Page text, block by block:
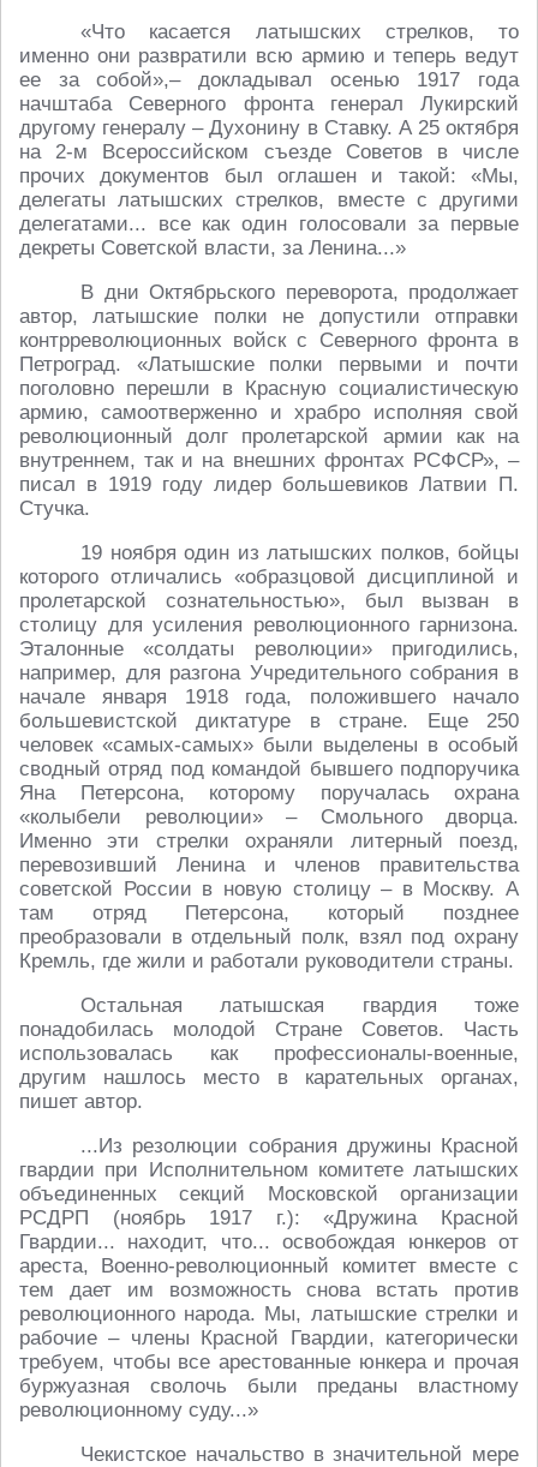
«Что касается латышских стрелков, то
именно они развратили всю армию и теперь ведут
ее за собой»,– докладывал осенью 1917 года
начштаба Северного фронта генерал Лукирский
другому генералу – Духонину в Ставку. А 25 октября
на 2-м Всероссийском съезде Советов в числе
прочих документов был оглашен и такой: «Мы,
делегаты латышских стрелков, вместе с другими
делегатами... все как один голосовали за первые
декреты Советской власти, за Ленина...»
В дни Октябрьского переворота, продолжает
автор, латышские полки не допустили отправки
контрреволюционных войск с Северного фронта в
Петроград. «Латышские полки первыми и почти
поголовно перешли в Красную социалистическую
армию, самоотверженно и храбро исполняя свой
революционный долг пролетарской армии как на
внутреннем, так и на внешних фронтах РСФСР», –
писал в 1919 году лидер большевиков Латвии П.
Стучка.
19 ноября один из латышских полков, бойцы
которого отличались «образцовой дисциплиной и
пролетарской сознательностью», был вызван в
столицу для усиления революционного гарнизона.
Эталонные «солдаты революции» пригодились,
например, для разгона Учредительного собрания в
начале января 1918 года, положившего начало
большевистской диктатуре в стране. Еще 250
человек «самых-самых» были выделены в особый
сводный отряд под командой бывшего подпоручика
Яна Петерсона, которому поручалась охрана
«колыбели революции» – Смольного дворца.
Именно эти стрелки охраняли литерный поезд,
перевозивший Ленина и членов правительства
советской России в новую столицу – в Москву. А
там отряд Петерсона, который позднее
преобразовали в отдельный полк, взял под охрану
Кремль, где жили и работали руководители страны.
Остальная латышская гвардия тоже
понадобилась молодой Стране Советов. Часть
использовалась как профессионалы-военные,
другим нашлось место в карательных органах,
пишет автор.
...Из резолюции собрания дружины Красной
гвардии при Исполнительном комитете латышских
объединенных секций Московской организации
РСДРП (ноябрь 1917 г.): «Дружина Красной
Гвардии... находит, что... освобождая юнкеров от
ареста, Военно-революционный комитет вместе с
тем дает им возможность снова встать против
революционного народа. Мы, латышские стрелки и
рабочие – члены Красной Гвардии, категорически
требуем, чтобы все арестованные юнкера и прочая
буржуазная сволочь были преданы властному
революционному суду...»
Чекистское начальство в значительной мере